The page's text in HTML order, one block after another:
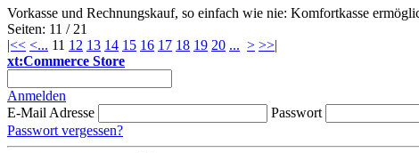
Vorkasse und Rechnungskauf, so einfach wie nie: Komfortkasse
Seiten: 11 / 21
|<< <... 11 12 13 14 15 16 17 18 19 20 ... > >>|
xt:Commerce Store
Anmelden
E-Mail Adresse
Passwort
Passwort vergessen?